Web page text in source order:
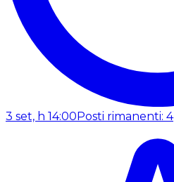
3 set, h 14:00 Posti rimanenti: 4